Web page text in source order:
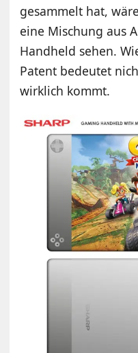
gesammelt hat,
eine Mischung aus
Handheld sehen.
Patent bedeutet
wirklich kommt.